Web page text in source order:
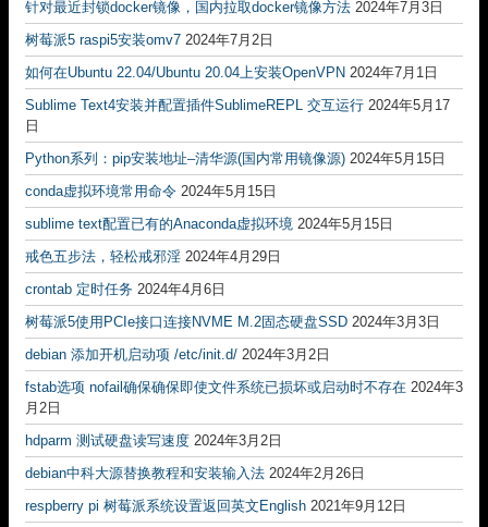
针对最近封锁docker镜像，国内拉取docker镜像方法 2024年7月3日
树莓派5 raspi5安装omv7 2024年7月2日
如何在Ubuntu 22.04/Ubuntu 20.04上安装OpenVPN 2024年7月1日
Sublime Text4安装并配置插件SublimeREPL 交互运行 2024年5月17
日
Python系列：pip安装地址–清华源(国内常用镜像源) 2024年5月15日
conda虚拟环境常用命令 2024年5月15日
sublime text配置已有的Anaconda虚拟环境 2024年5月15日
戒色五步法，轻松戒邪淫 2024年4月29日
crontab 定时任务 2024年4月6日
树莓派5使用PCIe接口连接NVME M.2固态硬盘SSD 2024年3月3日
debian 添加开机启动项 /etc/init.d/ 2024年3月2日
fstab选项 nofail确保确保即使文件系统已损坏或启动时不存在 2024年3
月2日
hdparm 测试硬盘读写速度 2024年3月2日
debian中科大源替换教程和安装输入法 2024年2月26日
respberry pi 树莓派系统设置返回英文English 2021年9月12日